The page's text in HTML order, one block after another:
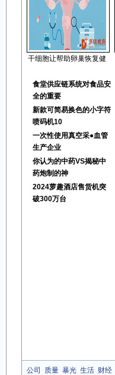
干细胞让帮助卵巢恢复健
食堂供应链系统对食品安
全的重要
新款可简易换色的小字符
喷码机10
一次性使用真空采●血管
生产企业
你认为的中药VS揭秘中
药炮制的神
2024萝趣酒店售货机突
破300万台
公司 质量 暴光 生活 财经